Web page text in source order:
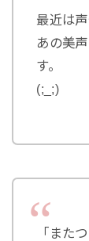
最近は
あの美
す。
(;_;)
「また